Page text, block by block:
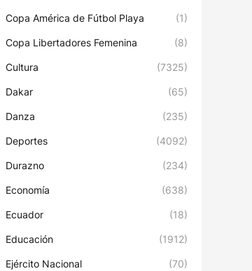
Copa América de Fútbol Playa (1)
Copa Libertadores Femenina (8)
Cultura (7325)
Dakar (65)
Danza (235)
Deportes (4092)
Durazno (234)
Economía (638)
Ecuador (18)
Educación (1912)
Ejército Nacional (70)